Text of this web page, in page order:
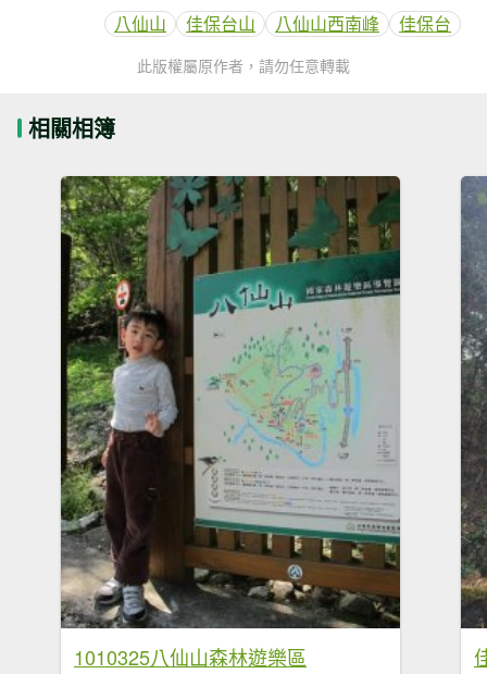
八仙山
佳保台山 八仙山西南峰 佳保台
此版權屬原作者，請勿任意轉載
相關相簿
1010325八仙山森林遊樂區